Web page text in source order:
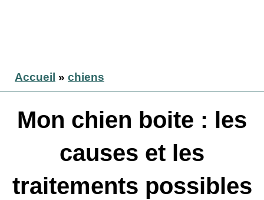
Accueil » chiens
Mon chien boite : les
causes et les
traitements possibles